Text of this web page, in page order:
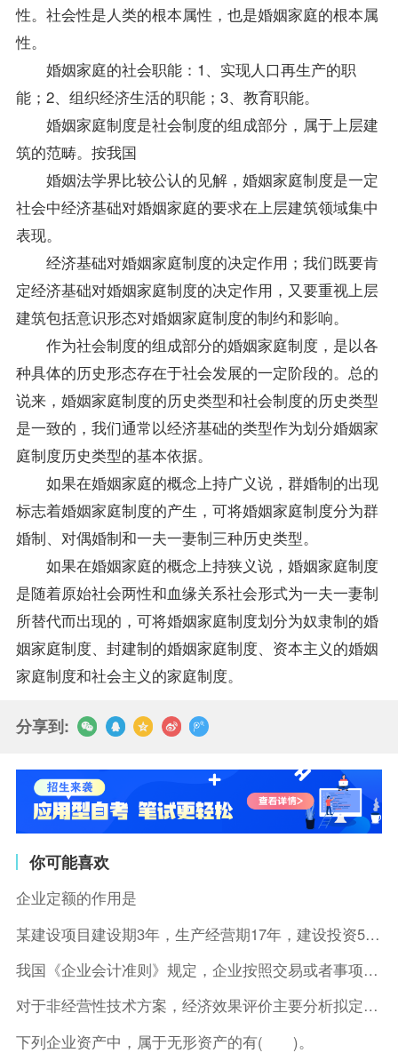
性。社会性是人类的根本属性，也是婚姻家庭的根本属
性。
婚姻家庭的社会职能：1、实现人口再生产的职
能；2、组织经济生活的职能；3、教育职能。
婚姻家庭制度是社会制度的组成部分，属于上层建
筑的范畴。按我国
婚姻法学界比较公认的见解，婚姻家庭制度是一定
社会中经济基础对婚姻家庭的要求在上层建筑领域集中
表现。
经济基础对婚姻家庭制度的决定作用；我们既要肯
定经济基础对婚姻家庭制度的决定作用，又要重视上层
建筑包括意识形态对婚姻家庭制度的制约和影响。
作为社会制度的组成部分的婚姻家庭制度，是以各
种具体的历史形态存在于社会发展的一定阶段的。总的
说来，婚姻家庭制度的历史类型和社会制度的历史类型
是一致的，我们通常以经济基础的类型作为划分婚姻家
庭制度历史类型的基本依据。
如果在婚姻家庭的概念上持广义说，群婚制的出现
标志着婚姻家庭制度的产生，可将婚姻家庭制度分为群
婚制、对偶婚制和一夫一妻制三种历史类型。
如果在婚姻家庭的概念上持狭义说，婚姻家庭制度
是随着原始社会两性和血缘关系社会形式为一夫一妻制
所替代而出现的，可将婚姻家庭制度划分为奴隶制的婚
姻家庭制度、封建制的婚姻家庭制度、资本主义的婚姻
家庭制度和社会主义的家庭制度。
分享到:
你可能喜欢
企业定额的作用是
某建设项目建设期3年，生产经营期17年，建设投资5500万元
我国《企业会计准则》规定，企业按照交易或者事项的经济特征确定
对于非经营性技术方案，经济效果评价主要分析拟定方案的( )。
下列企业资产中，属于无形资产的有( )。